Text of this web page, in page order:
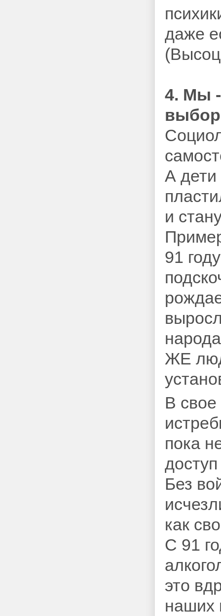
даже
4. Мы
выбор
А
и
91
ЖЕ
В
пока
Без
как
С 91
это
наших